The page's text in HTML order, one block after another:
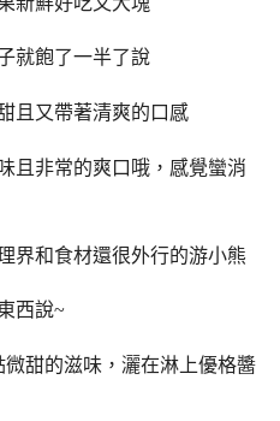
就飽了一半了說
且又帶著清爽的口感
且非常的爽口哦，感覺蠻消
界和食材還很外行的游小熊
西說~
甜的滋味，灑在淋上優格醬